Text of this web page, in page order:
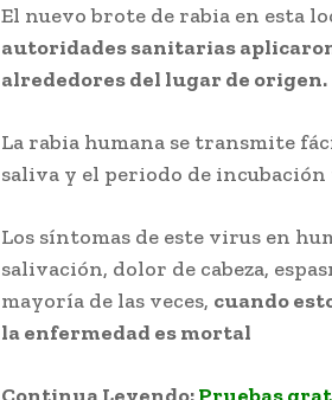
El nuevo brote de rabia en esta
autoridades sanitarias
alrededores del lugar de origen.
La rabia humana se transmite
saliva y el periodo de incubación
Los síntomas de este virus en
salivación, dolor de cabeza,
mayoría de las veces, cuando
la enfermedad es mortal